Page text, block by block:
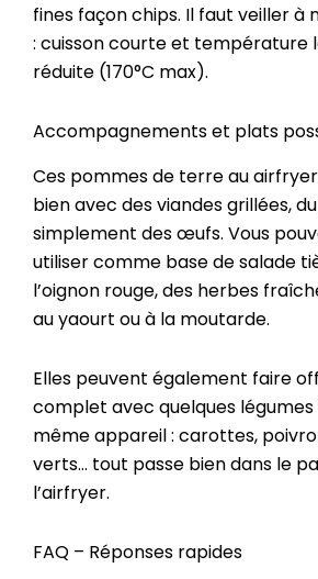
fines façon chips. Il faut veiller à
: cuisson courte et température
réduite (170°C max).
Accompagnements et plats
Ces pommes de terre au
bien avec des viandes grillées,
simplement des œufs. Vous
utiliser comme base de salade
l’oignon rouge, des herbes
au yaourt ou à la moutarde.
Elles peuvent également faire
complet avec quelques
même appareil : carottes,
verts… tout passe bien dans le
l’airfryer.
FAQ – Réponses rapides